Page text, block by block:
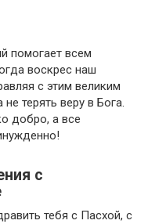
помогает всем
воскрес наш
с этим великим
терять веру в Бога.
добро, а все
с
тебя с Пасхой, с